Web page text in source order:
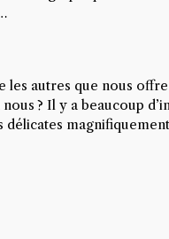
les autres que nous
? Il y a beaucoup